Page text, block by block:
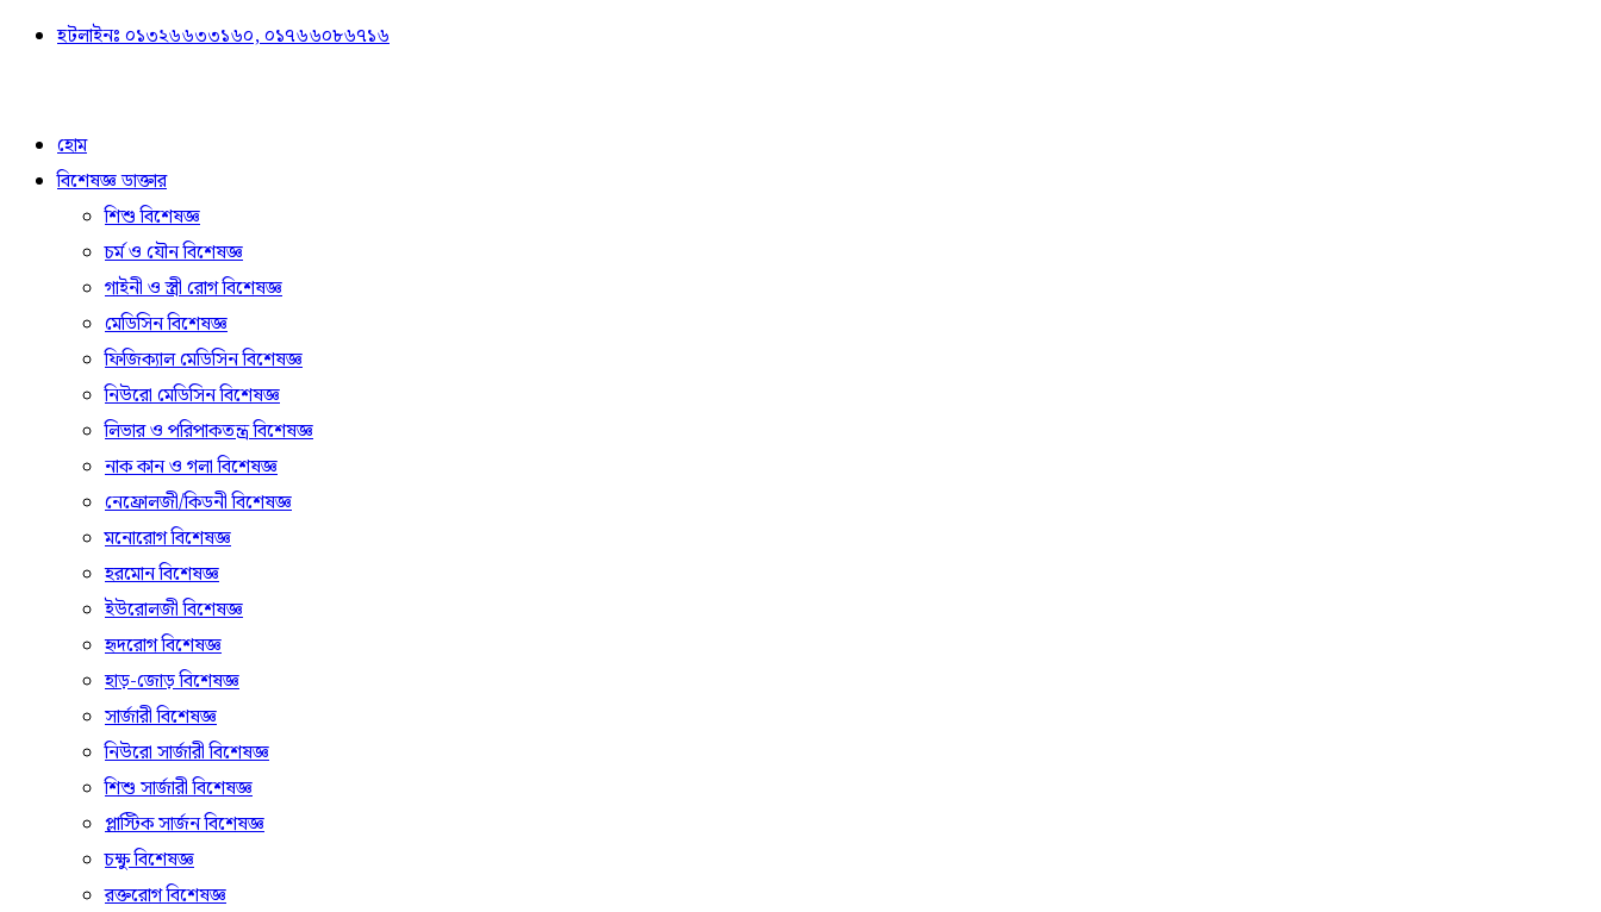
হটলাইনঃ ০১৩২৬৬৩৩১৬০, ০১৭৬৬০৮৬৭১৬
হোম
বিশেষজ্ঞ ডাক্তার
শিশু বিশেষজ্ঞ
চর্ম ও যৌন বিশেষজ্ঞ
গাইনী ও স্ত্রী রোগ বিশেষজ্ঞ
মেডিসিন বিশেষজ্ঞ
ফিজিক্যাল মেডিসিন বিশেষজ্ঞ
নিউরো মেডিসিন বিশেষজ্ঞ
লিভার ও পরিপাকতন্ত্র বিশেষজ্ঞ
নাক কান ও গলা বিশেষজ্ঞ
নেফ্রোলজী/কিডনী বিশেষজ্ঞ
মনোরোগ বিশেষজ্ঞ
হরমোন বিশেষজ্ঞ
ইউরোলজী বিশেষজ্ঞ
হৃদরোগ বিশেষজ্ঞ
হাড়-জোড় বিশেষজ্ঞ
সার্জারী বিশেষজ্ঞ
নিউরো সার্জারী বিশেষজ্ঞ
শিশু সার্জারী বিশেষজ্ঞ
প্লাস্টিক সার্জন বিশেষজ্ঞ
চক্ষু বিশেষজ্ঞ
রক্তরোগ বিশেষজ্ঞ